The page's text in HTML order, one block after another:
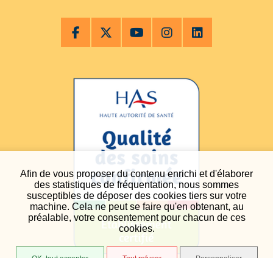
Afin de vous proposer du contenu enrichi et d'élaborer
des statistiques de fréquentation, nous sommes
susceptibles de déposer des cookies tiers sur votre
machine. Cela ne peut se faire qu'en obtenant, au
préalable, votre consentement pour chacun de ces
cookies.